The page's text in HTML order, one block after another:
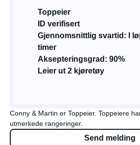
Toppeier
ID verifisert
Gjennomsnittlig svartid: I
timer
Aksepteringsgrad: 90%
Leier ut 2 kjøretøy
Conny & Martin er Toppeier. Toppeiere
utmerkede rangeringer.
Send melding